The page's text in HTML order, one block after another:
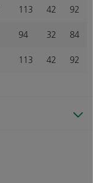
113 42 92
94 32 84
113 42 92